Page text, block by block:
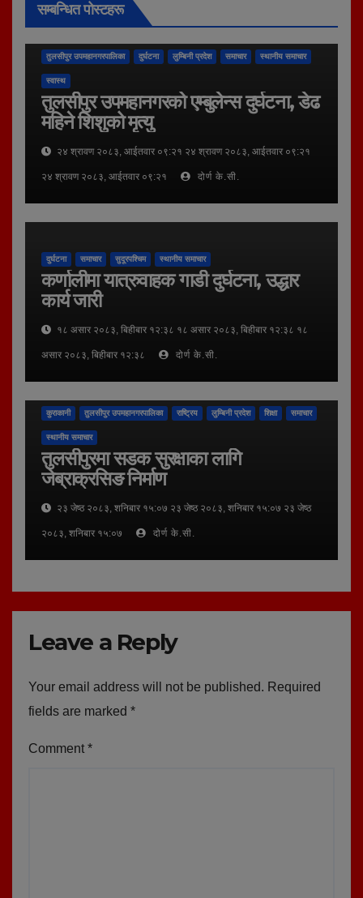
सम्बन्धित पोस्टहरू
तुलसीपुर उपमहानगरपालिका दुर्घटना लुम्बिनी प्रदेश समाचार स्थानीय समाचार
स्वास्थ
तुलसीपुर उपमहानगरको एम्बुलेन्स दुर्घटना, डेढ
महिने शिशुको मृत्यु
२४ श्रावण २०८३, आईतवार ०९:२१ २४ श्रावण २०८३, आईतवार ०९:२१
२४ श्रावण २०८३, आईतवार ०९:२१ दोर्ण के.सी.
दुर्घटना समाचार सुदूरपश्चिम स्थानीय समाचार
कर्णालीमा यात्रुवाहक गाडी दुर्घटना, उद्धार
कार्य जारी
१८ असार २०८३, बिहीबार १२:३८ १८ असार २०८३, बिहीबार १२:३८ १८
असार २०८३, बिहीबार १२:३८ दोर्ण के.सी.
कुराकानी तुलसीपुर उपमहानगरपालिका राष्ट्रिय लुम्बिनी प्रदेश शिक्षा समाचार
स्थानीय समाचार
तुलसीपुरमा सडक सुरक्षाका लागि
जेब्राक्रसिङ निर्माण
२३ जेष्ठ २०८३, शनिबार १५:०७ २३ जेष्ठ २०८३, शनिबार १५:०७ २३ जेष्ठ
२०८३, शनिबार १५:०७ दोर्ण के.सी.
Leave a Reply
Your email address will not be published. Required
fields are marked *
Comment *